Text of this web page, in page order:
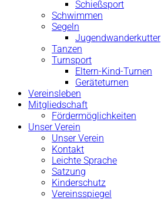
Schießsport
Schwimmen
Segeln
Jugendwanderkutter
Tanzen
Turnsport
Eltern-Kind-Turnen
Geräteturnen
Vereinsleben
Mitgliedschaft
Fördermöglichkeiten
Unser Verein
Unser Verein
Kontakt
Leichte Sprache
Satzung
Kinderschutz
Vereinsspiegel